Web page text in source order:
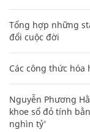
Tổng hợp những
đổi cuộc đời
Các công thức
Nguyễn Phương
khoe sổ đỏ tính
nghìn tỷ'